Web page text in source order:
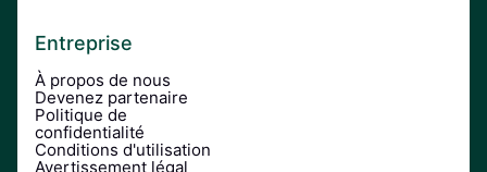
Entreprise
À propos de nous
Devenez partenaire
Politique de
confidentialité
Conditions d'utilisation
Avertissement légal